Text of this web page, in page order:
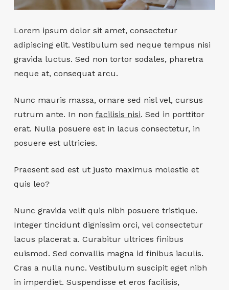
Lorem ipsum dolor sit amet, consectetur
adipiscing elit. Vestibulum sed neque tempus nisi
gravida luctus. Sed non tortor sodales, pharetra
neque at, consequat arcu.
Nunc mauris massa, ornare sed nisl vel, cursus
rutrum ante. In non facilisis nisi. Sed in porttitor
erat. Nulla posuere est in lacus consectetur, in
posuere est ultricies.
Praesent sed est ut justo maximus molestie et
quis leo?
Nunc gravida velit quis nibh posuere tristique.
Integer tincidunt dignissim orci, vel consectetur
lacus placerat a. Curabitur ultrices finibus
euismod. Sed convallis magna id finibus iaculis.
Cras a nulla nunc. Vestibulum suscipit eget nibh
in imperdiet. Suspendisse et eros facilisis,